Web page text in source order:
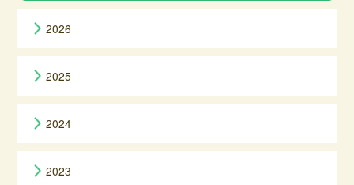
2026
2025
2024
2023